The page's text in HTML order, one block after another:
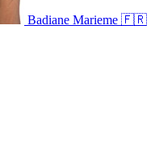
Badiane Marieme 🇫🇷